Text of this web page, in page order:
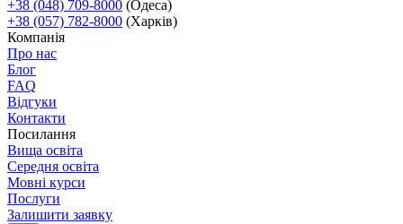
+38 (048) 709-8000 (Одеса)
+38 (057) 782-8000 (Харків)
Компанія
Про нас
Блог
FAQ
Відгуки
Контакти
Посилання
Вища освіта
Середня освіта
Мовні курси
Послуги
Залишити заявку